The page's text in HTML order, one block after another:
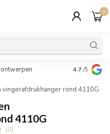
0
Wij
cadeau
4.7 /5
rond 4110G
4110G
(0)